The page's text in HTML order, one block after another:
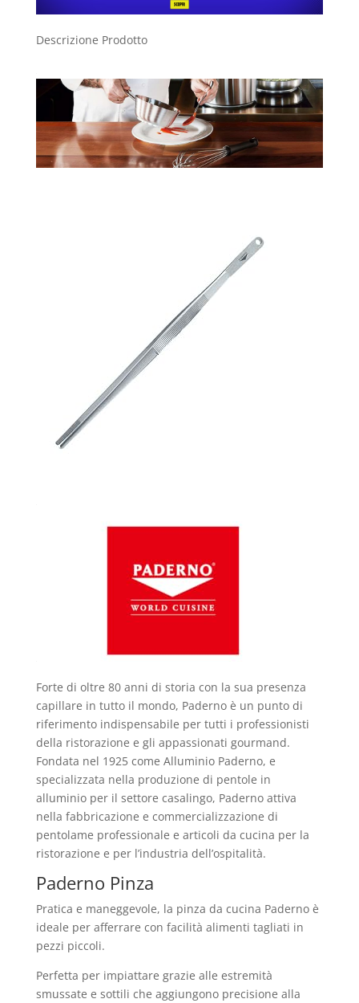
Descrizione Prodotto
Forte di oltre 80 anni di storia con la sua presenza
capillare in tutto il mondo, Paderno è un punto di
riferimento indispensabile per tutti i professionisti
della ristorazione e gli appassionati gourmand.
Fondata nel 1925 come Alluminio Paderno, e
specializzata nella produzione di pentole in
alluminio per il settore casalingo, Paderno attiva
nella fabbricazione e commercializzazione di
pentolame professionale e articoli da cucina per la
ristorazione e per l’industria dell’ospitalità.
Paderno Pinza
Pratica e maneggevole, la pinza da cucina Paderno è
ideale per afferrare con facilità alimenti tagliati in
pezzi piccoli.
Perfetta per impiattare grazie alle estremità
smussate e sottili che aggiungono precisione alla